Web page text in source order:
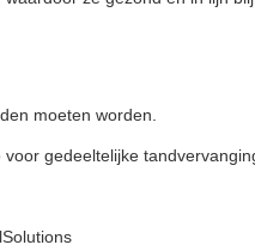
moeten worden.
gedeeltelijke